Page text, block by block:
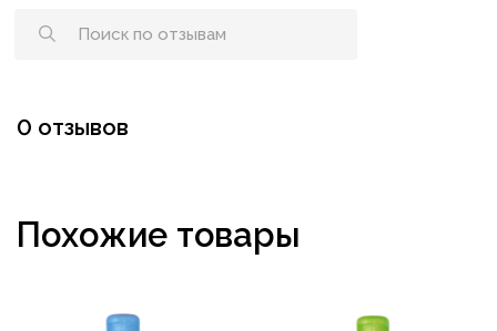
0 отзывов
Похожие товары